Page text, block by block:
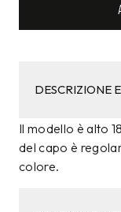
DESCRIZIONE
Il modello è alto
del capo è
colore.